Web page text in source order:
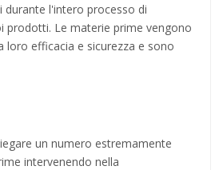
l'intero processo di
prodotti. Le materie prime vengono
loro efficacia e sicurezza e sono
un numero estremamente
intervenendo nella